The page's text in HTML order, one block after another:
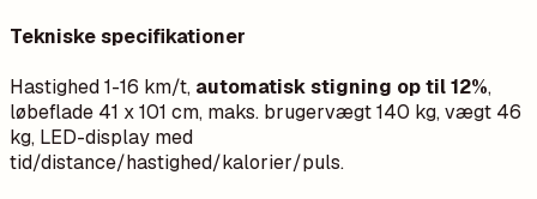
Tekniske specifikationer
Hastighed 1-16 km/t, automatisk stigning op til 12%,
løbeflade 41 x 101 cm, maks. brugervægt 140 kg, vægt 46
kg, LED-display med
tid/distance/hastighed/kalorier/puls.